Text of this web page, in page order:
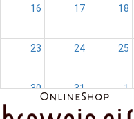
16 17 18
23 24 25
30 31 1